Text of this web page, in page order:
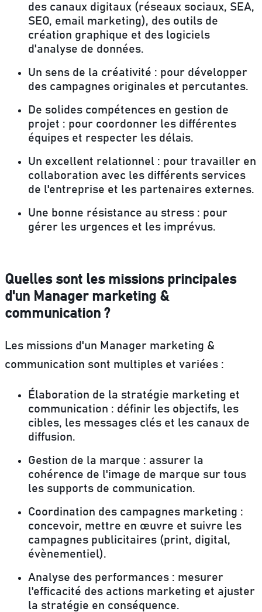
des canaux digitaux (réseaux sociaux, SEA,
SEO, email marketing), des outils de
création graphique et des logiciels
d'analyse de données.
Un sens de la créativité : pour développer
des campagnes originales et percutantes.
De solides compétences en gestion de
projet : pour coordonner les différentes
équipes et respecter les délais.
Un excellent relationnel : pour travailler en
collaboration avec les différents services
de l'entreprise et les partenaires externes.
Une bonne résistance au stress : pour
gérer les urgences et les imprévus.
Quelles sont les missions principales
d'un Manager marketing &
communication ?
Les missions d'un Manager marketing &
communication sont multiples et variées :
Élaboration de la stratégie marketing et
communication : définir les objectifs, les
cibles, les messages clés et les canaux de
diffusion.
Gestion de la marque : assurer la
cohérence de l'image de marque sur tous
les supports de communication.
Coordination des campagnes marketing :
concevoir, mettre en œuvre et suivre les
campagnes publicitaires (print, digital,
évènementiel).
Analyse des performances : mesurer
l'efficacité des actions marketing et ajuster
la stratégie en conséquence.